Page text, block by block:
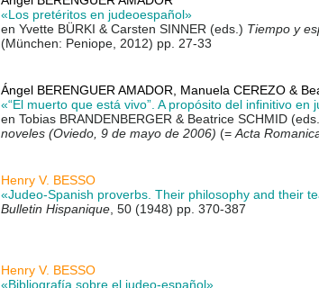
«Los pretéritos en judeoespañol»
en Yvette BÜRKI & Carsten SINNER (eds.) Tiempo y
(München: Peniope, 2012) pp. 27-33
Ángel BERENGUER AMADOR, Manuela CEREZO &
«“El muerto que está vivo”. A propósito del infinitivo en
en Tobias BRAN­DENBERGER & Beatrice SCHMID
noveles (Oviedo, 9 de mayo de 2006) (= Acta
Henry V. BESSO
«Judeo-Spanish proverbs. Their philosophy and their
Bulletin Hispanique , 50 (1948) pp. 370-387
Henry V. BESSO
«Bibliografía sobre el judeo-español»